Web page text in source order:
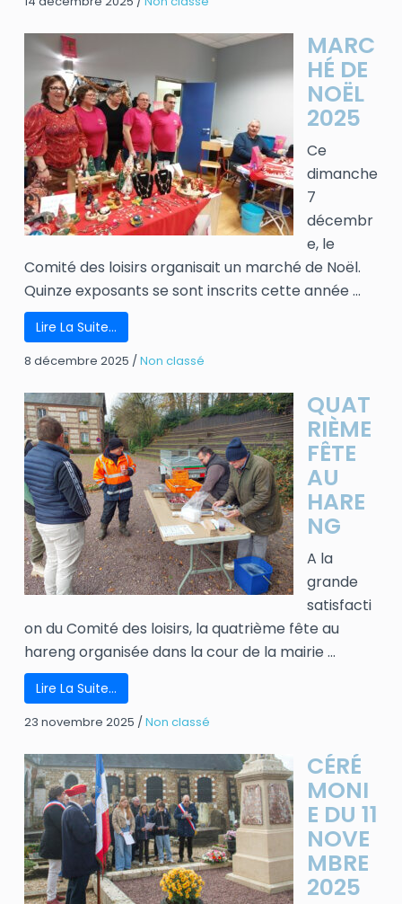
MARC
HÉ DE
NOËL
2025
Ce
dimanche
7
décembr
e, le
Comité des loisirs organisait un marché de Noël.
Quinze exposants se sont inscrits cette année ...
Lire La Suite…
8 décembre 2025 /Non classé
QUAT
RIÈME
FÊTE
AU
HARE
NG
A la
grande
satisfacti
on du Comité des loisirs, la quatrième fête au
hareng organisée dans la cour de la mairie ...
Lire La Suite…
23 novembre 2025 /Non classé
CÉRÉ
MONI
E DU 11
NOVE
MBRE
2025